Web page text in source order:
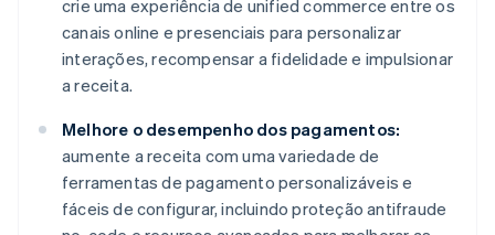
crie uma experiência de unified commerce entre os
canais online e presenciais para personalizar
interações, recompensar a fidelidade e impulsionar
a receita.
Melhore o desempenho dos pagamentos:
aumente a receita com uma variedade de
ferramentas de pagamento personalizáveis e
fáceis de configurar, incluindo proteção antifraude